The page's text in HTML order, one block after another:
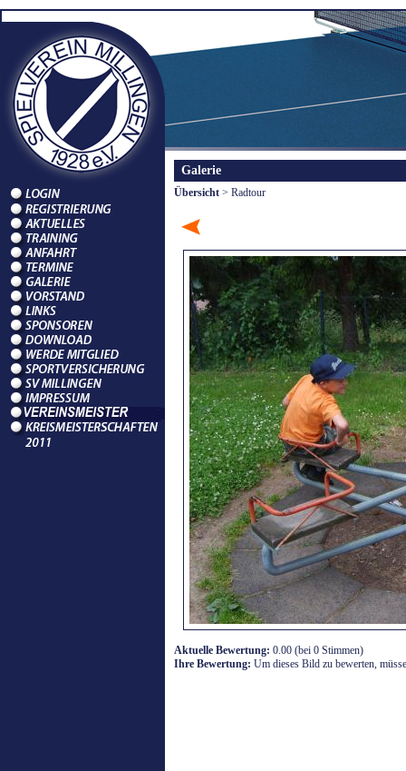
Galerie
Übersicht > Radtour
Aktuelle Bewertung: 0.00 (bei 0 Stimmen)
Ihre Bewertung: Um dieses Bild zu bewerten,